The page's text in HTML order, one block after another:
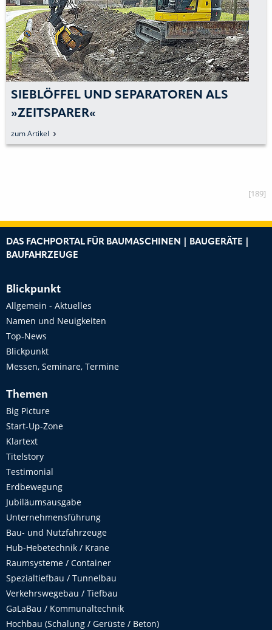
SIEBLÖFFEL UND SEPARATOREN ALS
»ZEITSPARER«
zum Artikel
[189]
DAS FACHPORTAL FÜR BAUMASCHINEN | BAUGERÄTE |
BAUFAHRZEUGE
Blickpunkt
Allgemein - Aktuelles
Namen und Neuigkeiten
Top-News
Blickpunkt
Messen, Seminare, Termine
Themen
Big Picture
Start-Up-Zone
Klartext
Titelstory
Testimonial
Erdbewegung
Jubiläumsausgabe
Unternehmensführung
Bau- und Nutzfahrzeuge
Hub-Hebetechnik / Krane
Raumsysteme / Container
Spezialtiefbau / Tunnelbau
Verkehrswegebau / Tiefbau
GaLaBau / Kommunaltechnik
Hochbau (Schalung / Gerüste / Beton)